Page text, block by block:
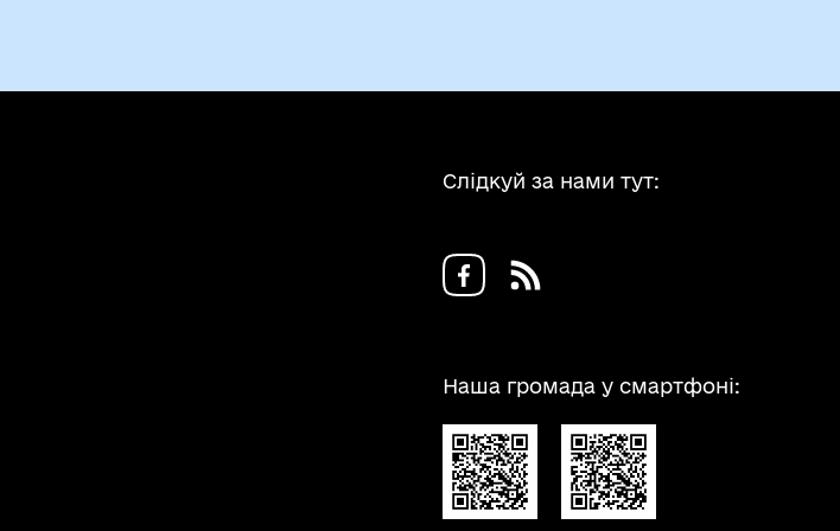
Слідкуй за нами тут:
Наша громада у смартфоні: